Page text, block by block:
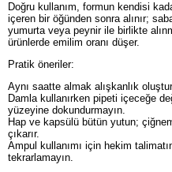
Doğru kullanım, formun kendisi
içeren bir öğünden sonra alınır;
yumurta veya peynir ile birlikte
ürünlerde emilim oranı düşer.
Pratik öneriler:
Aynı saatte almak alışkanlık
Damla kullanırken pipeti içeceğe
yüzeyine dokundurmayın.
Hap ve kapsülü bütün yutun;
çıkarır.
Ampul kullanımı için hekim
tekrarlamayın.